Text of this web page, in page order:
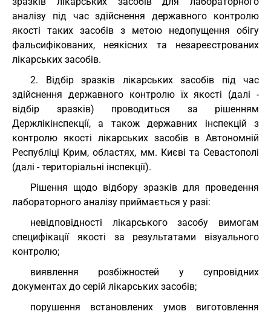
аналізу під час здійснення державного контролю
якості таких засобів з метою недопущення обігу
фальсифікованих, неякісних та незареєстрованих
лікарських засобів.
2. Відбір зразків лікарських засобів під час
здійснення державного контролю їх якості (далі -
відбір зразків) проводиться за рішенням
Держлікінспекції, а також державних інспекцій з
контролю якості лікарських засобів в Автономній
Республіці Крим, областях, мм. Києві та Севастополі
(далі - територіальні інспекції).
Рішення щодо відбору зразків для проведення
лабораторного аналізу приймається у разі:
невідповідності лікарського засобу вимогам
специфікації якості за результатами візуального
контролю;
виявлення розбіжностей у супровідних
документах до серій лікарських засобів;
порушення встановлених умов виготовлення